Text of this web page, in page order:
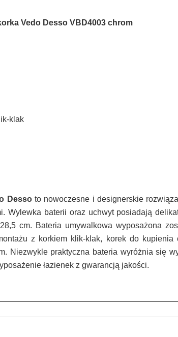
Vedo Desso VBD4003 chrom
klak
Dessoto nowoczesne i designerskie
Wylewka baterii oraz uchwyt posiadają
cm. Bateria umywalkowa wyposażona
z korkiem klik-klak, korek do
Niezwykle praktyczna bateria wyróżnia się
łazienek z gwarancją jakości.